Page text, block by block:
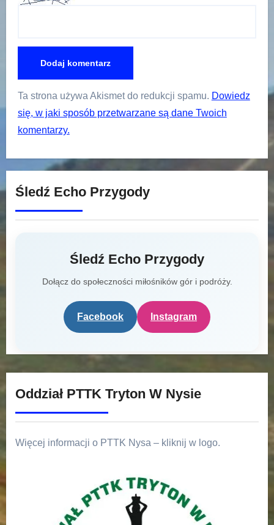
Ta strona używa Akismet do redukcji spamu. Dowiedz
się, w jaki sposób przetwarzane są dane Twoich
komentarzy.
Śledź Echo Przygody
Śledź Echo Przygody
Dołącz do społeczności miłośników gór i podróży.
Facebook Instagram
Oddział PTTK Tryton W Nysie
Więcej informacji o PTTK Nysa – kliknij w logo.